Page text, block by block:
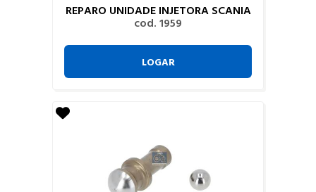
REPARO UNIDADE INJETORA SCANIA
cod. 1959
LOGAR